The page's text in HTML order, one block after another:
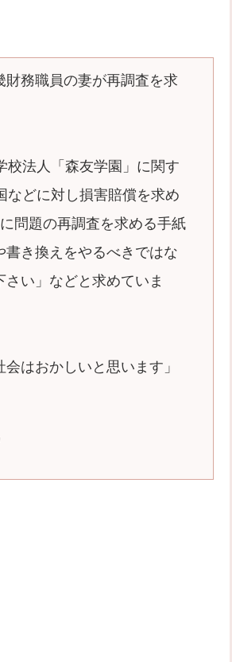
財務職員の妻が再調査を求
校法人「森友学園」に関す
などに対し損害賠償を求め
問題の再調査を求める手紙
き換えをやるべきではな
い」などと求めていま
はおかしいと思います」